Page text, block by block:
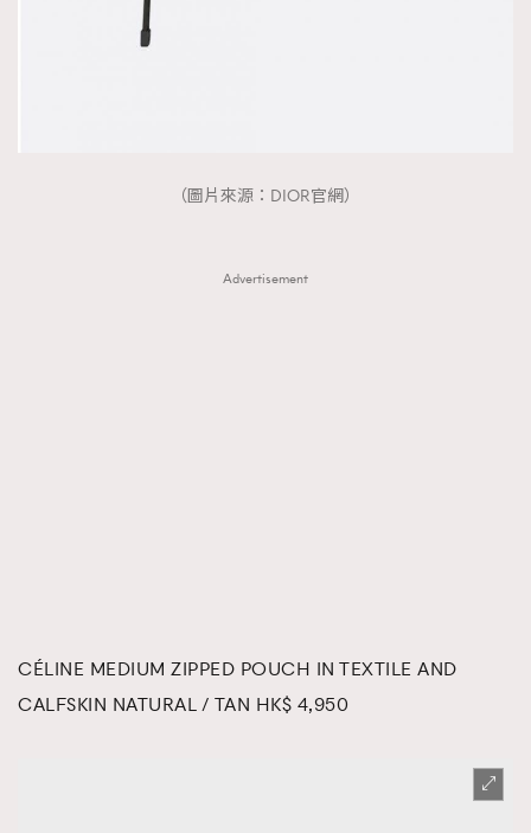
（圖片來源：DIOR官網）
Advertisement
CÉLINE MEDIUM ZIPPED POUCH IN TEXTILE AND
CALFSKIN NATURAL / TAN HK$ 4,950